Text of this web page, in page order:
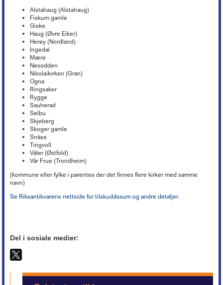
Alstahaug (Alstahaug)
Fiskum gamle
Giske
Haug (Øvre Eiker)
Herøy (Nordland)
Ingedal
Mære
Nesodden
Nikolaikirken (Gran)
Ogna
Ringsaker
Rygge
Sauherad
Selbu
Skjeberg
Skoger gamle
Snåsa
Tingvoll
Våler (Østfold)
Vår Frue (Trondheim)
(kommune eller fylke i parentes der det finnes flere kirker med samme
navn)
Se Riksantikvarens nettside for tilskuddssum og andre detaljer.
Del i sosiale medier: